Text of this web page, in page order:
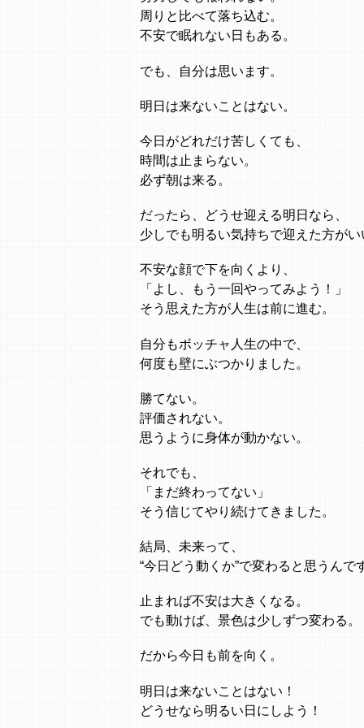
周りと比べて落ち込む。
不安で眠れない日もある。
でも、自分は思います。
明日は来ないことはない。
今日がどれだけ苦しくても、
時間は止まらない。
必ず朝は来る。
だったら、どうせ迎える明日なら、
少しでも明るい気持ちで迎えた方がい
不安な顔で下を向くより、
「よし、もう一回やってみよう！」
そう思えた方が人生は前に進む。
自分もボッチャ人生の中で、
何度も壁にぶつかりました。
勝てない。
評価されない。
思うように身体が動かない。
それでも、
「まだ終わってない」
そう信じてやり続けてきました。
結局、未来って、
“今日どう動くか”で変わると思うんで
止まれば不安は大きくなる。
でも動けば、景色は少しずつ変わる。
だから今日も前を向く。
明日は来ないことはない！
どうせなら明るい日にしよう！